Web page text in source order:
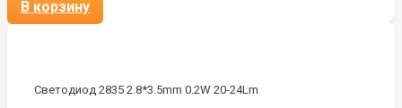
В корзину
Светодиод 2835 2.8*3.5mm 0.2W 20-24Lm